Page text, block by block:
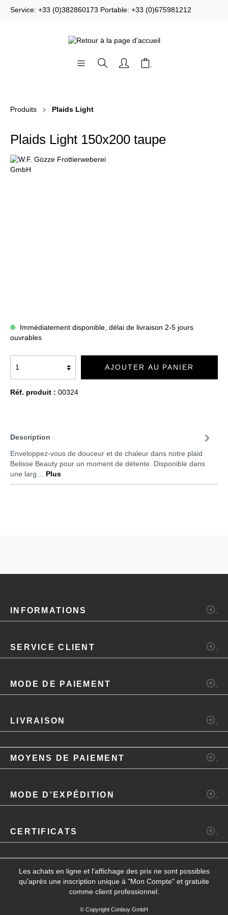
Service: +33 (0)382860173 Portable: +33 (0)675981212
Produits Plaids Light
Plaids Light 150x200 taupe
Immédiatement disponible, délai de livraison 2-5 jours
ouvrables
AJOUTER AU PANIER
Réf. produit : 00324
Description
Enveloppez-vous de douceur et de chaleur dans notre plaid
Belisse Beauty pour un moment de détente. Disponible dans
une larg… Plus
INFORMATIONS
SERVICE CLIENT
MODE DE PAIEMENT
LIVRAISON
MOYENS DE PAIEMENT
MODE D'EXPÉDITION
CERTIFICATS
Les achats en ligne et l'affichage des prix ne sont possibles
qu'après une inscription unique à "Mon Compte" et gratuite
comme client professionnel.
© Copyright Conbuy GmbH